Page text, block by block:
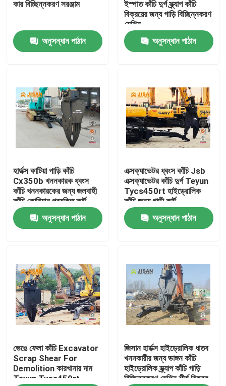
বাড়ি
পণ্য
কারখানা ভ্রমণ
মান নিয়ন্ত্রণ
উদ্ধৃতির জন্য আবেদন
Company News
খনক রাক ব্রেককারী
হাইড্রোলিক রক ব্রেকার
কার বিচ্ছিন্নকরণ সরঞ্জাম
অনুসন্ধান পাঠান
ইস্পাত কাঁচি দুর্গ স্ক্র্যাপ কাঁচি
বিক্রয়ের জন্য গাড়ি বিচ্ছিন্নকরণ
মেশিন
অনুসন্ধান পাঠান
হার্ডক্স কাটিয়া গাড়ি কাঁচি
Cx350b খননকারক ধ্বংস
কাঁচি খননকারকের জন্য জলবাহী
কাঁচি কোরিয়ান প্রযুক্তি কার্ট
অনুসন্ধান পাঠান
এক্সক্যাভেটর ধ্বংস কাঁচি Jsb
এক্সক্যাভেটর কাঁচি দুর্গ Teyun
Tycs450rt হাইড্রোলিক
কাঁচি জন্য গাড়ী কার্ট
অনুসন্ধান পাঠান
ভেঙে ফেলা কাঁচি Excavator
Scrap Shear For
Demolition কারখানার দাম
Teyun Tycs450rt
জিসান হার্ডক্স হাইড্রোলিক ধাতব
খননকারীর জন্য ভাঙ্গন কাঁচি
হাইড্রোলিক স্ক্র্যাপ কাঁচি গাড়ি
বিচ্ছিন্নকরণ মেশিন শীর্ষ বিক্রয়